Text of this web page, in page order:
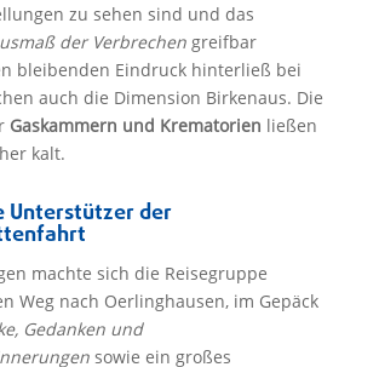
zu sehen sind und das
der Verbrechengreifbar
bleibenden Eindruck hinterließ bei
auch die Dimension Birkenaus. Die
Gaskammern und Krematorien ließen
kalt.
Unterstützer der
machte sich die Reisegruppe
Weg nach Oerlinghausen, im Gepäck
Gedanken und
sowie ein großes